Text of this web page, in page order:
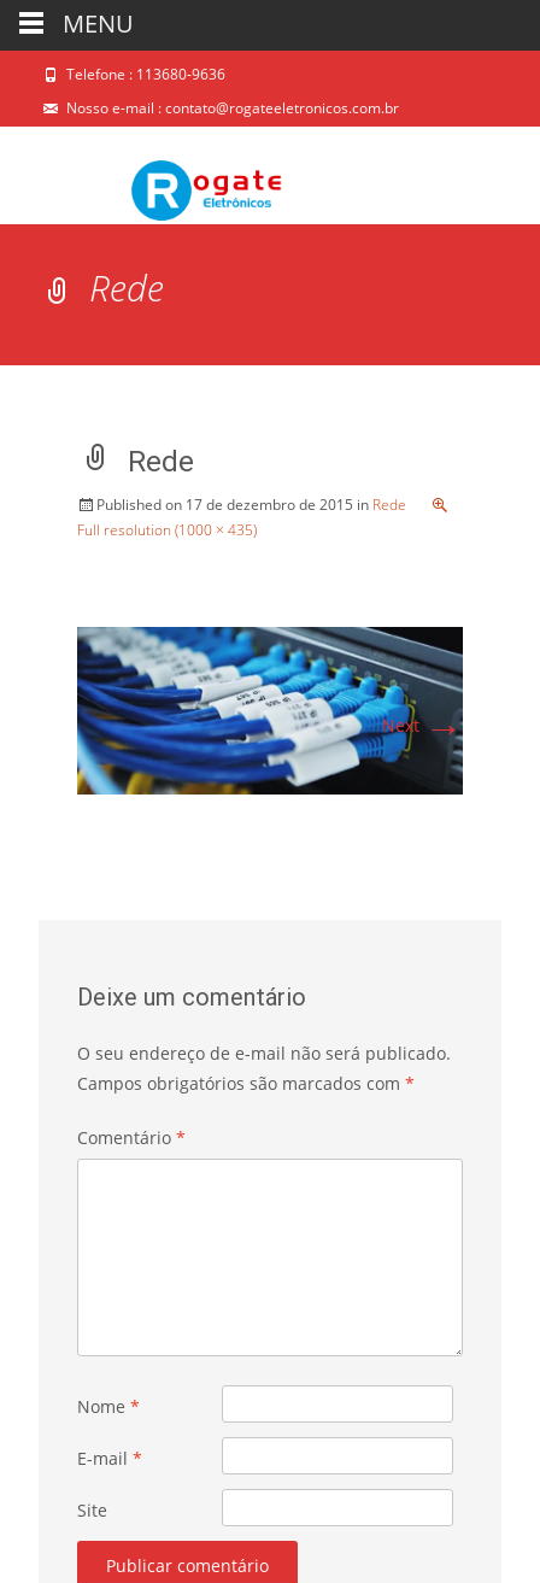
Telefone : 113680-9636
Nosso e-mail :contato@rogateeletronicos.com.br
Rede
Rede
Published on 17 de dezembro de 2015 in Rede
Full resolution (1000 × 435)
Next→
Deixe um comentário
O seu endereço de e-mail não será publicado.
Campos obrigatórios são marcados com *
Comentário *
Nome *
E-mail *
Site
MENU